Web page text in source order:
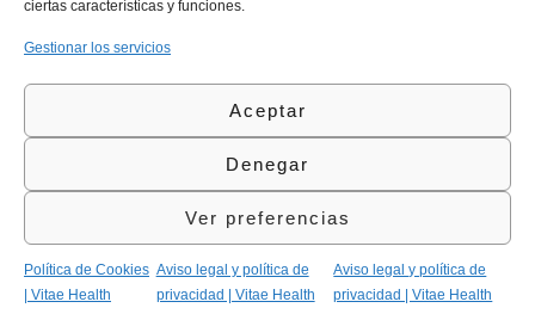
ciertas características y funciones.
Gestionar los servicios
Aceptar
Denegar
Ver preferencias
Política de Cookies
| Vitae Health
Aviso legal y política de
privacidad | Vitae Health
Aviso legal y política de
privacidad | Vitae Health
internaciona
l
Área
Política
de
Calidad
©Vitae Health Innovation S.L. Todos los derechos